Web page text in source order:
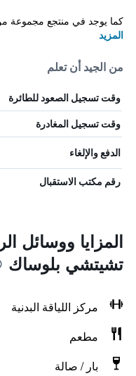
كما يوجد في منتجع مجموعة
المزيد
من الجيد أن تعلم
وقت تسجيل الصعود للطائرة
وقت تسجيل المغادرة
الدفع والإلغاء
رقم مكتب الاستقبال
المزايا ووسائل
تشيتشي بلوساك
مركز اللياقة البدنية
مطعم
بار / صالة